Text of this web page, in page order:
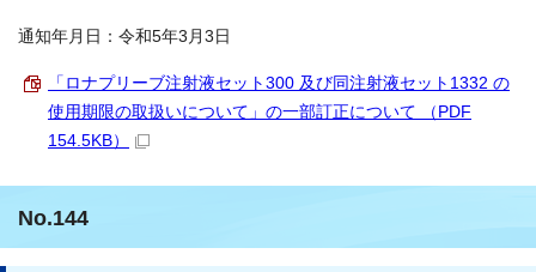
通知年月日：令和5年3月3日
「ロナプリーブ注射液セット300 及び同注射液セット1332 の
使用期限の取扱いについて」の一部訂正について （PDF
154.5KB）
No.144